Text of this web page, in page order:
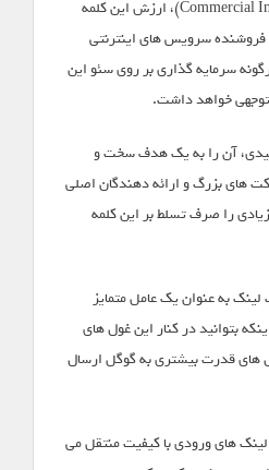
این سطح از قصد تجاری (Commercial Intent)، ارزش این کلمه
سرویس های اینترنتی
سرمایه گذاری بر روی سئو این
خواهد داشت.
آن را به یک هدف سخت و
های بزرگ و ارائه دهندگان اصلی
زیادی را صرف تسلط بر این کلمه
به عنوان یک عامل متمایز
بتوانید در کنار این غول های
های قدرت بیشتری به گوگل ارسال
های ورودی با کیفیت منتقل می